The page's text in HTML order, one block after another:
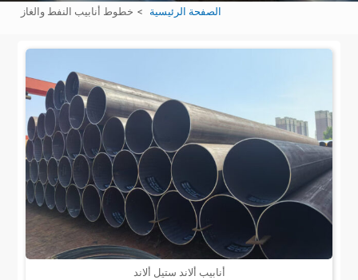
الصفحة الرئيسية خطوط أنابيب النفط والغاز
أنابيب ألاند ستيل ألاند